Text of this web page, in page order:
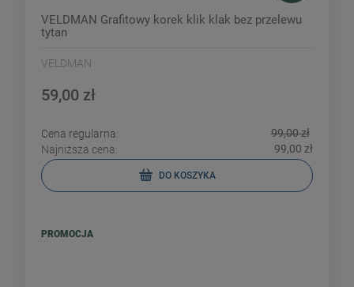
VELDMAN Grafitowy korek klik klak bez przelewu
tytan
VELDMAN
59,00 zł
Cena regularna:
99,00 zł
Najniższa cena:
99,00 zł
DO KOSZYKA
PROMOCJA